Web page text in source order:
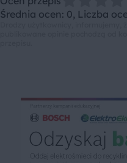
Średnia ocen: 0, Liczba